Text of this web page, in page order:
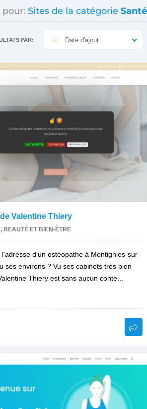
pour: Sites de la catégorie
PAR: Date d'ajout
Valentine Thiery
BEAUTÉ ET BIEN-ÊTRE
l'adresse d'un ostéopathe à Montignies-sur-
ses environs ? Vu ses cabinets très bien
Thiery est sans aucun conte...